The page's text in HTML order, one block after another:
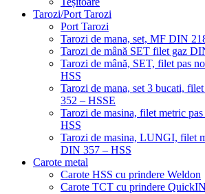
Tarozi/Port Tarozi
Port Tarozi
Tarozi de mana, set, MF DIN
Tarozi de mână SET filet gaz
Tarozi de mână, SET, filet pas
HSS
Tarozi de mana, set 3 bucati,
352 – HSSE
Tarozi de masina, filet metric
HSS
Tarozi de masina, LUNGI, filet
DIN 357 – HSS
Carote metal
Carote HSS cu prindere Weldon
Carote TCT cu prindere